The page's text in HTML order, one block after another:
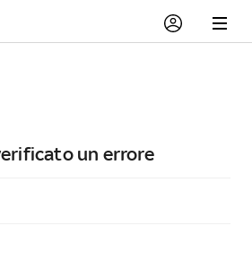
un errore